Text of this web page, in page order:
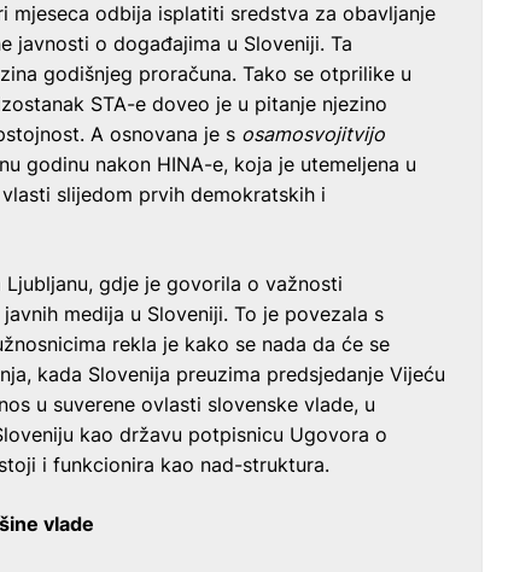
mjeseca odbija isplatiti sredstva za obavljanje
javnosti o događajima u Sloveniji. Ta
godišnjeg proračuna. Tako se otprilike u
STA-e doveo je u pitanje njezino
A osnovana je s osamosvojitvijo
godinu nakon HINA-e, koja je utemeljena u
slijedom prvih demokratskih i
gdje je govorila o važnosti
medija u Sloveniji. To je povezala s
rekla je kako se nada da će se
kada Slovenija preuzima predsjedanje Vijeću
u suverene ovlasti slovenske vlade, u
kao državu potpisnicu Ugovora o
i funkcionira kao nad-struktura.
vlade